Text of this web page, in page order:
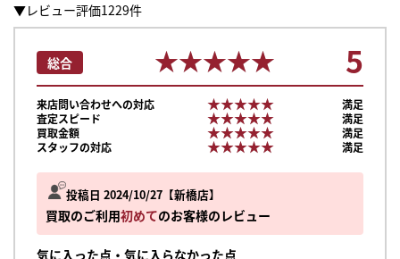
▼レビュー評価1229件
投稿日 2024/10/27 新橋店
買取のご利用初めてのお客様のレビュー
気に入った点・気に入らなかった点
総合 ★★★★★
★★★★★ 5
来店問い合わせへの対応 ★★★★★
★★★★★
満足
査定スピード
★★★★★
★★★★★
満足
買取金額
★★★★★
★★★★★
満足
スタッフの対応
★★★★★
★★★★★ 満足